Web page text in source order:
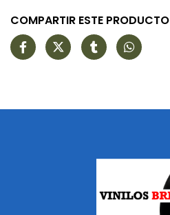
COMPARTIR ESTE PRODUCTO